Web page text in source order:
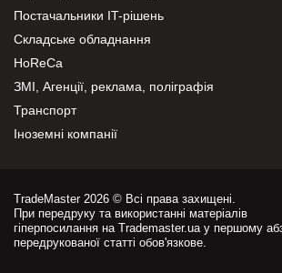
Постачальники IT-рішень
Складське обладнання
HoReCa
ЗМІ, Агенції, реклама, поліграфія
Транспорт
Іноземні компанії
TradeMaster 2026 © Всі права захищені.
При передруку та використанні матеріалів
гіперпосилання на Trademaster.ua у першому
передрукованої статті обов'язкове.